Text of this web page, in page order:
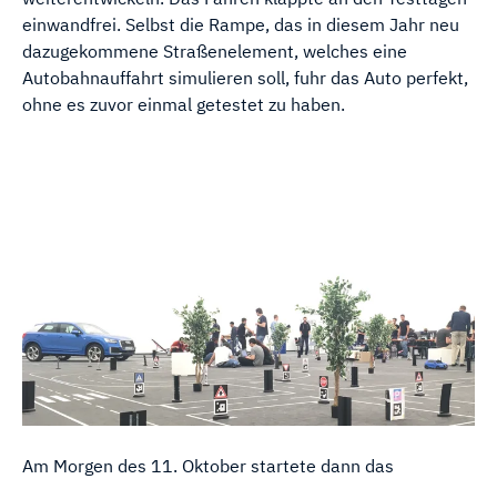
einwandfrei. Selbst die Rampe, das in diesem Jahr neu
dazugekommene Straßenelement, welches eine
Autobahnauffahrt simulieren soll, fuhr das Auto perfekt,
ohne es zuvor einmal getestet zu haben.
Am Morgen des 11. Oktober startete dann das